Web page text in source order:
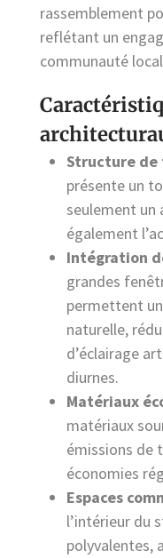
rassemblement
reflétant un
communauté
Structure de
présente un
seulement un
également
Intégration
grandes
permettent
naturelle,
d’éclairage
diurnes.
Matériaux
matériaux
émissions de
économies
Espaces
l’intérieur du
polyvalentes,